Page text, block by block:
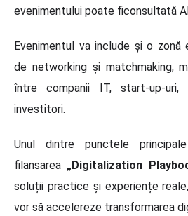
evenimentului poate ficonsultată
Evenimentul va include și o zonă
de networking și matchmaking,
între companii IT, start-up-uri,
investitori.
Unul dintre punctele
filansarea „Digitalization
soluții practice și experiențe
vor să accelereze transformarea